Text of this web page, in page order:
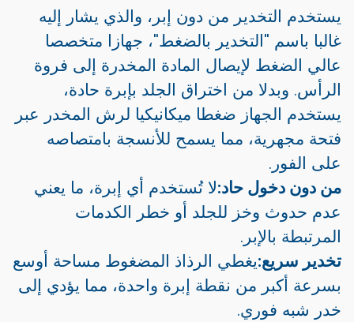
يستخدم التخدير من دون إبر، والذي يشار إليه
غالبا باسم "التخدير بالضغط"، جهازا متخصصا
عالي الضغط لإيصال المادة المخدرة إلى فروة
الرأس. وبدلا من اختراق الجلد بإبرة حادة،
يستخدم الجهاز ضغطا ميكانيكيا لرش المخدر عبر
فتحة مجهرية، مما يسمح للأنسجة بامتصاصه
على الفور.
من دون دخول حاد:لا تُستخدم أي إبرة، ما يعني
عدم حدوث وخز للجلد أو خطر الكدمات
المرتبطة بالإبر.
تخدير سريع:يغطي الرذاذ المضغوط مساحة أوسع
بسرعة أكبر من نقطة إبرة واحدة، مما يؤدي إلى
خدر شبه فوري.